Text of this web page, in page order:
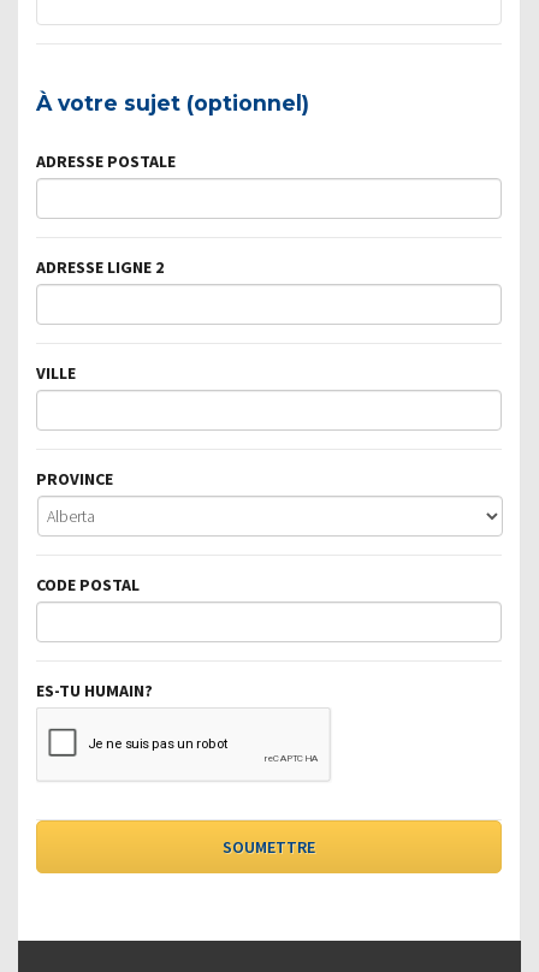
À votre sujet (optionnel)
ADRESSE POSTALE
ADRESSE LIGNE 2
VILLE
PROVINCE
CODE POSTAL
ES-TU HUMAIN?